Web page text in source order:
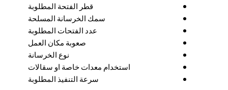
قطر الفتحة المطلوبة
سمك الخرسانة المسلحة
عدد الفتحات المطلوبة
صعوبة مكان العمل
نوع الخرسانة
استخدام معدات خاصة او سقالات
سرعة التنفيذ المطلوبة